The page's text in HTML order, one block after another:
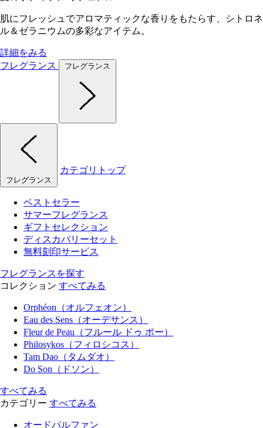
肌にフレッシュでアロマティックな香りをもたらす、シトロネ
ル＆ゼラニウムの多彩なアイテム。
詳細をみる
フレグランス
フレグランス
フレグランス
カテゴリトップ
ベストセラー
サマーフレグランス
ギフトセレクション
ディスカバリーセット
無料刻印サービス
フレグランスを探す
コレクション すべてみる
Orphéon（オルフェオン）
Eau des Sens（オーデサンス）
Fleur de Peau（フルール ドゥ ポー）
Philosykos（フィロシコス）
Tam Dao（タムダオ）
Do Son（ドソン）
すべてみる
カテゴリー すべてみる
オードパルファン